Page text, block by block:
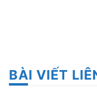
BÀI VIẾT